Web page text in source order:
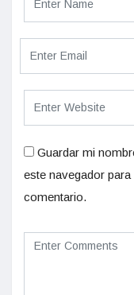
Guardar mi
este navegador
comentario.